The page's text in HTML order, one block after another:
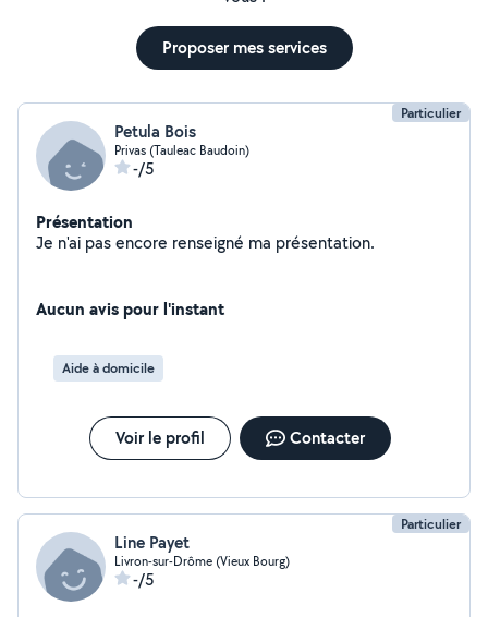
Proposer mes services
Particulier
Petula Bois
Privas (Tauleac Baudoin)
-/5
Présentation
Je n'ai pas encore renseigné ma présentation.
Aucun avis pour l'instant
Aide à domicile
Voir le profil Contacter
Particulier
Line Payet
Livron-sur-Drôme (Vieux Bourg)
-/5